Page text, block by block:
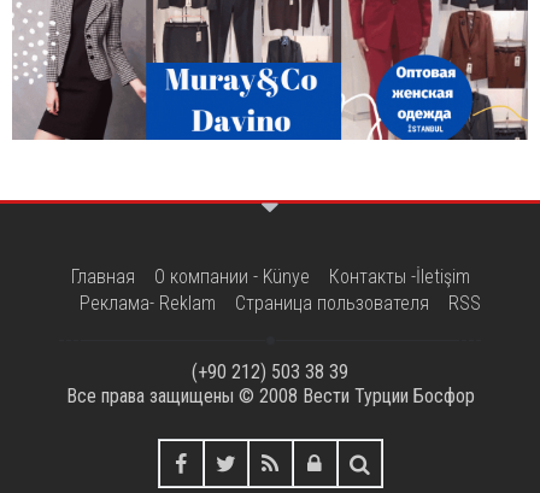
Главная О компании - Künye
Контакты -İletişim
Реклама- Reklam
Страница пользователя RSS
(+90 212) 503 38 39
Все права защищены © 2008 Вести Турции Босфор